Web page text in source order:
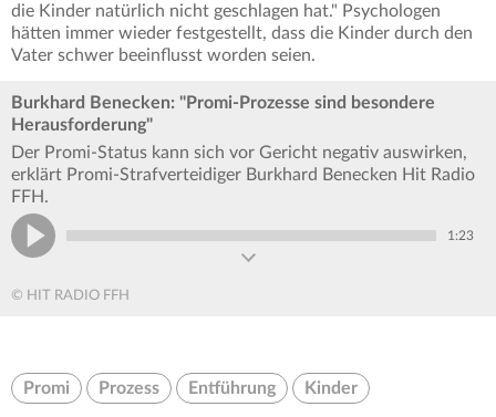
die Kinder natürlich nicht geschlagen hat." Psychologen
hätten immer wieder festgestellt, dass die Kinder durch den
Vater schwer beeinflusst worden seien.
Burkhard Benecken: "Promi-Prozesse sind besondere
Herausforderung"
Der Promi-Status kann sich vor Gericht negativ auswirken,
erklärt Promi-Strafverteidiger Burkhard Benecken Hit Radio
FFH.
1:23
© HIT RADIO FFH
Promi Prozess Entführung Kinder